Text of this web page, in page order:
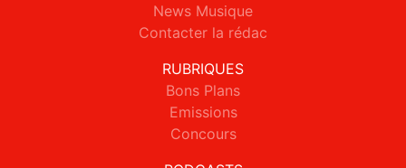
News Musique
Contacter la rédac
RUBRIQUES
Bons Plans
Emissions
Concours